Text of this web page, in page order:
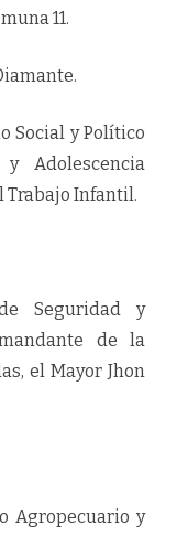
11.
Social y Político
Adolescencia
Trabajo Infantil.
Seguridad y
de la
el Mayor Jhon
Agropecuario y